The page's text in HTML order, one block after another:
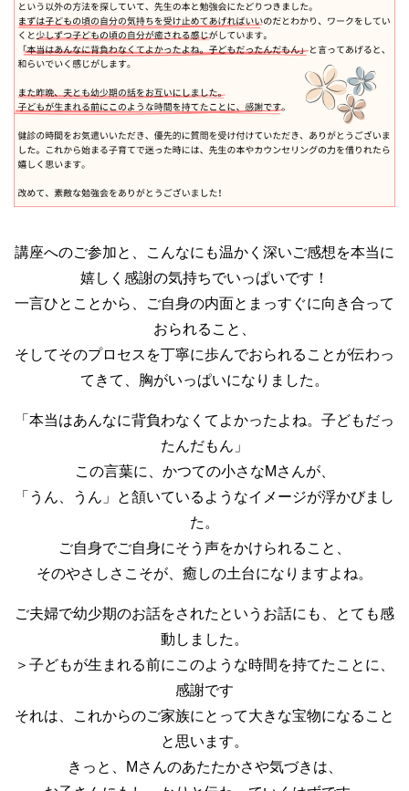
講座へのご参加と、こんなにも温かく深いご感想を本当に
嬉しく感謝の気持ちでいっぱいです！
一言ひとことから、ご自身の内面とまっすぐに向き合って
おられること、
そしてそのプロセスを丁寧に歩んでおられることが伝わっ
てきて、胸がいっぱいになりました。
「本当はあんなに背負わなくてよかったよね。子どもだっ
たんだもん」
この言葉に、かつての小さなMさんが、
「うん、うん」と頷いているようなイメージが浮かびまし
た。
ご自身でご自身にそう声をかけられること、
そのやさしさこそが、癒しの土台になりますよね。
ご夫婦で幼少期のお話をされたというお話にも、とても感
動しました。
＞子どもが生まれる前にこのような時間を持てたことに、
感謝です
それは、これからのご家族にとって大きな宝物になること
と思います。
きっと、Mさんのあたたかさや気づきは、